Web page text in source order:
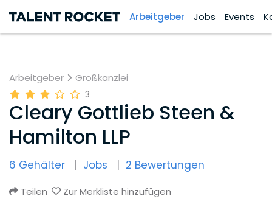
Arbeitgeber Jobs Events
Arbeitgeber Großkanzlei
3
Cleary Gottlieb Steen &
Hamilton LLP
6 Gehälter Jobs 2 Bewertungen
Teilen Zur Merkliste hinzufügen